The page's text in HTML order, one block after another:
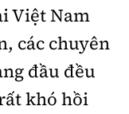
Việt Nam
các chuyên
đầu đều
khó hồi